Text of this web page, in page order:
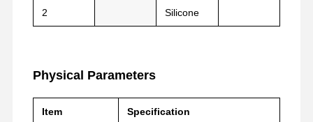
2 Silicone
Physical Parameters
Item Specification